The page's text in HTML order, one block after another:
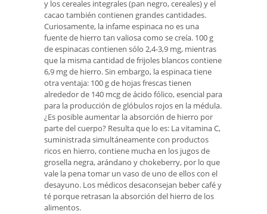
y los cereales integrales (pan negro, cereales) y el
cacao también contienen grandes cantidades.
Curiosamente, la infame espinaca no es una
fuente de hierro tan valiosa como se creía. 100 g
de espinacas contienen sólo 2,4-3,9 mg, mientras
que la misma cantidad de frijoles blancos contiene
6,9 ​​mg de hierro. Sin embargo, la espinaca tiene
otra ventaja: 100 g de hojas frescas tienen
alrededor de 140 mcg de ácido fólico, esencial para
para la producción de glóbulos rojos en la médula.
¿Es posible aumentar la absorción de hierro por
parte del cuerpo? Resulta que lo es: La vitamina C,
suministrada simultáneamente con productos
ricos en hierro, contiene mucha en los jugos de
grosella negra, arándano y chokeberry, por lo que
vale la pena tomar un vaso de uno de ellos con el
desayuno. Los médicos desaconsejan beber café y
té porque retrasan la absorción del hierro de los
alimentos.